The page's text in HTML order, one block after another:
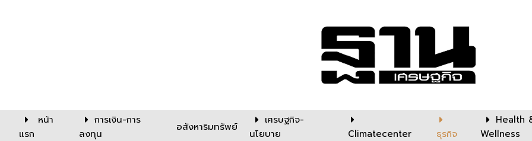
หน้า
แรก
การเงิน-การ
ลงทุน
อสังหาริมทรัพย์
เศรษฐกิจ-
นโยบาย
Climatecenter ธุรกิจ
Health
Wellness